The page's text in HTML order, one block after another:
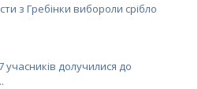
з Гребінки вибороли срібло
учасників долучилися до